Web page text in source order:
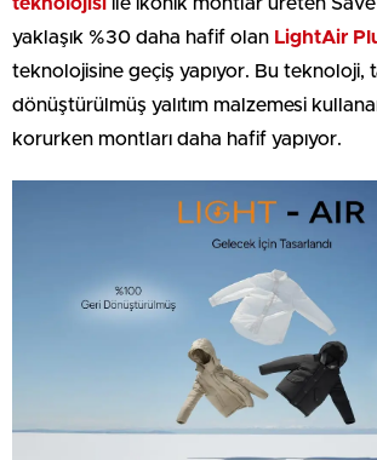
yaklaşık %30 daha hafif olan LightAir
teknolojisine geçiş yapıyor. Bu teknoloji,
dönüştürülmüş yalıtım malzemesi
korurken montları daha hafif yapıyor.